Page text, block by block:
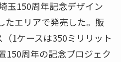
玉150周年記念デザイン
たエリアで発売した。販
1ケースは350ミリリット
周年の記念プロジェク